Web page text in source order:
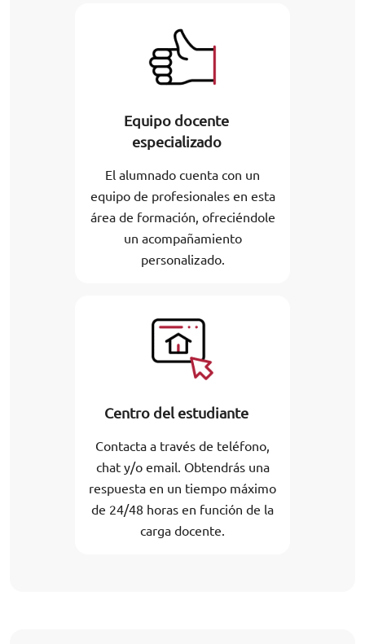
Equipo docente
especializado
El alumnado cuenta con un
equipo de profesionales en esta
área de formación, ofreciéndole
un acompañamiento
personalizado.
Centro del estudiante
Contacta a través de teléfono,
chat y/o email. Obtendrás una
respuesta en un tiempo máximo
de 24/48 horas en función de la
carga docente.